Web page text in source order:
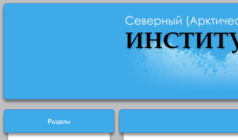
Разделы